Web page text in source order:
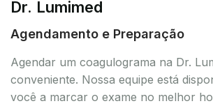
Dr. Lumimed
Agendamento e Preparação
Agendar um coagulograma na Dr.
conveniente. Nossa equipe está
você a marcar o exame no melhor